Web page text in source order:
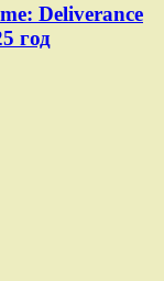
Deliverance
год